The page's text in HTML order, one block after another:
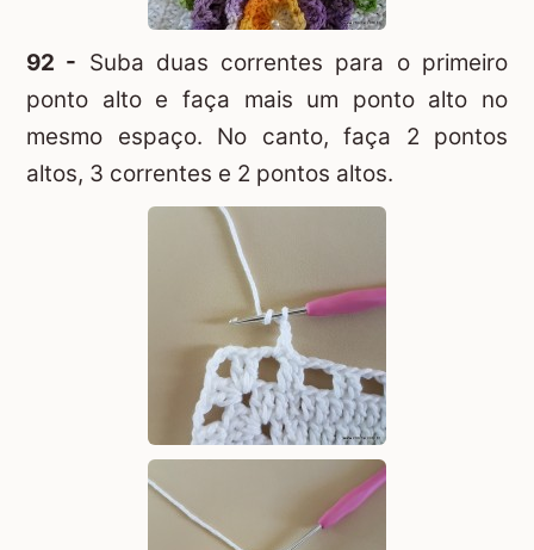
92 - Suba duas correntes para o primeiro
ponto alto e faça mais um ponto alto no
mesmo espaço. No canto, faça 2 pontos
altos, 3 correntes e 2 pontos altos.